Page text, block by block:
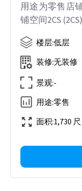
用途为零售店
铺空间2CS
楼层:低层
装修:无装修
景观:-
用途:零售
面积:1,730 尺